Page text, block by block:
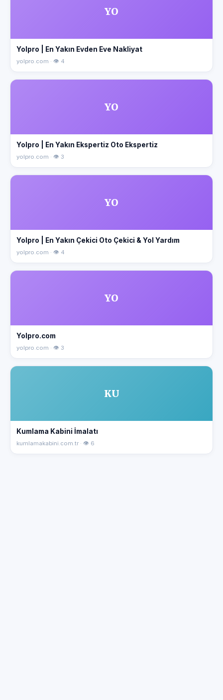
YO
Yolpro | En Yakın Evden Eve Nakliyat
yolpro.com · 👁 4
YO
Yolpro | En Yakın Ekspertiz Oto Ekspertiz
yolpro.com · 👁 3
YO
Yolpro | En Yakın Çekici Oto Çekici & Yol Yardım
yolpro.com · 👁 4
YO
Yolpro.com
yolpro.com · 👁 3
KU
Kumlama Kabini İmalatı
kumlamakabini.com.tr · 👁 6